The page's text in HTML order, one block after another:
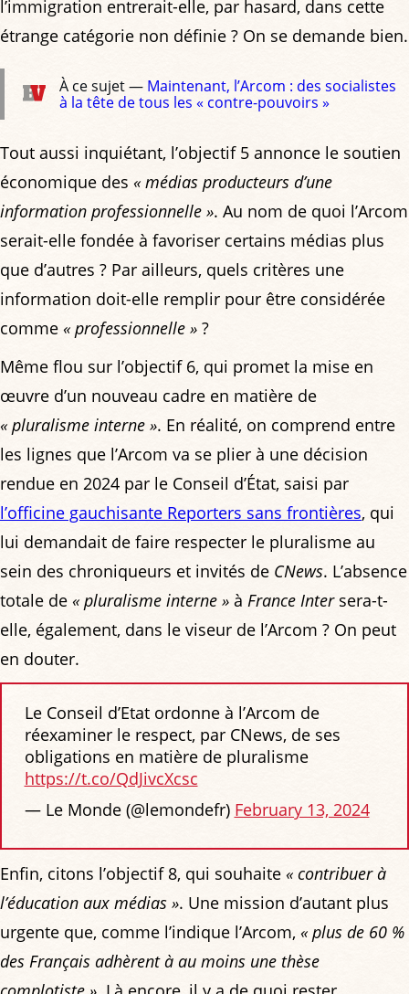
l’immigration entrerait-elle, par hasard, dans cette
étrange catégorie non définie ? On se demande bien.
À ce sujet — Maintenant, l’Arcom : des socialistes
à la tête de tous les « contre-pouvoirs »
Tout aussi inquiétant, l’objectif 5 annonce le soutien
économique des « médias producteurs d’une
information professionnelle ». Au nom de quoi l’Arcom
serait-elle fondée à favoriser certains médias plus
que d’autres ? Par ailleurs, quels critères une
information doit-elle remplir pour être considérée
comme « professionnelle » ?
Même flou sur l’objectif 6, qui promet la mise en
œuvre d’un nouveau cadre en matière de
« pluralisme interne ». En réalité, on comprend entre
les lignes que l’Arcom va se plier à une décision
rendue en 2024 par le Conseil d’État, saisi par
l’officine gauchisante Reporters sans frontières, qui
lui demandait de faire respecter le pluralisme au
sein des chroniqueurs et invités de CNews. L’absence
totale de « pluralisme interne » à France Intersera-t-
elle, également, dans le viseur de l’Arcom ? On peut
en douter.
Le Conseil d’Etat ordonne à l’Arcom de
réexaminer le respect, par CNews, de ses
obligations en matière de pluralisme
https://t.co/QdJivcXcsc
— Le Monde (@lemondefr) February 13, 2024
Enfin, citons l’objectif 8, qui souhaite « contribuer à
l’éducation aux médias ». Une mission d’autant plus
urgente que, comme l’indique l’Arcom, « plus de 60 %
des Français adhèrent à au moins une thèse